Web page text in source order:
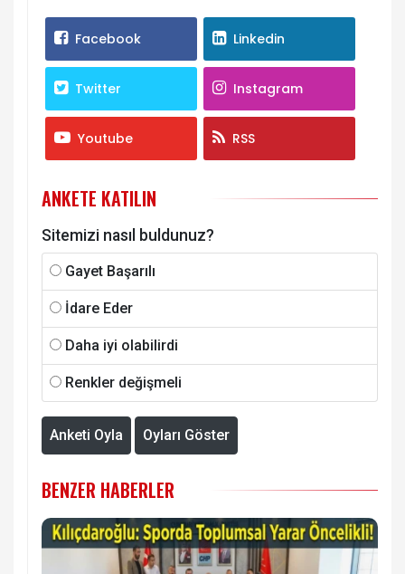
Facebook Linkedin
Twitter Instagram
Youtube RSS
ANKETE KATILIN
Sitemizi nasıl buldunuz?
Gayet Başarılı
İdare Eder
Daha iyi olabilirdi
Renkler değişmeli
Anketi Oyla Oyları Göster
BENZER HABERLER